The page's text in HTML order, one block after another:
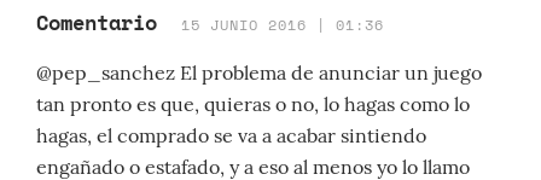
Comentario 15 JUNIO 2016 | 01:36
@pep_sanchez El problema de anunciar un juego
tan pronto es que, quieras o no, lo hagas como lo
hagas, el comprado se va a acabar sintiendo
engañado o estafado, y a eso al menos yo lo llamo